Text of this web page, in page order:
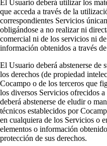
El Usuario deberá utilizar los
que acceda a través de la
correspondientes Servicios
obligándose a no realizar ni
comercial ni de los servicios ni
información obtenidos a través
El Usuario deberá abstenerse
los derechos (de propiedad
Cocampo o de los terceros que
los diversos Servicios ofrecidos
deberá abstenerse de eludir o
técnicos establecidos por
en cualquiera de los Servicios o
elementos o información
protección de sus derechos.